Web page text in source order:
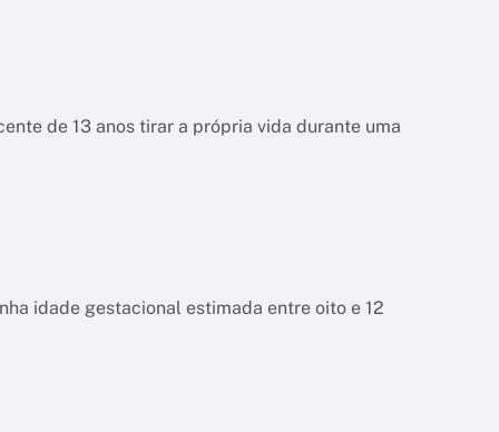
de 13 anos tirar a própria vida durante uma
idade gestacional estimada entre oito e 12